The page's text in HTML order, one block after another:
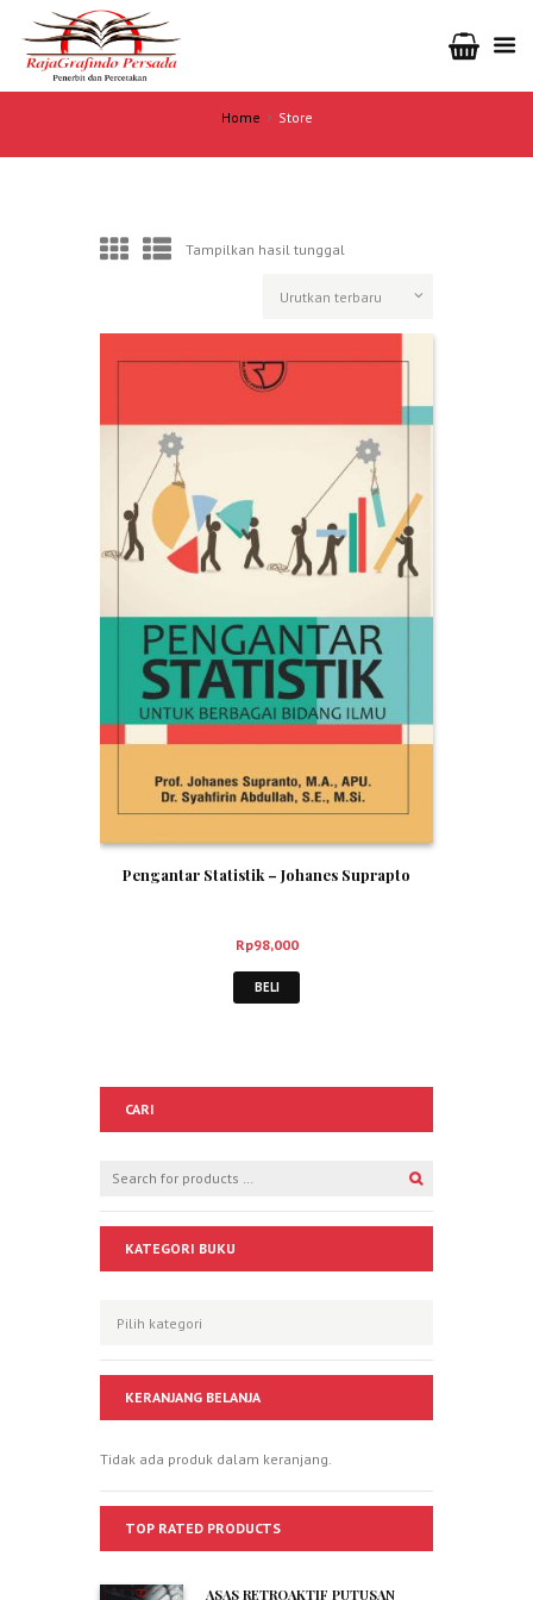
Home Store
Tampilkan hasil tunggal
Pengantar Statistik – Johanes Suprapto
Rp98,000
BELI
CARI
KATEGORI BUKU
KERANJANG BELANJA
Tidak ada produk dalam keranjang.
TOP RATED PRODUCTS
ASAS RETROAKTIF PUTUSAN